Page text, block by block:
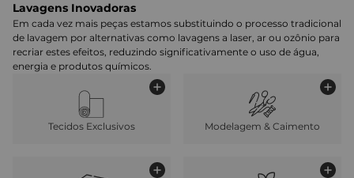
Lavagens Inovadoras
Em cada vez mais peças estamos substituindo o processo tradicional
de lavagem por alternativas como lavagens a laser, ar ou ozônio para
recriar estes efeitos, reduzindo significativamente o uso de água,
energia e produtos químicos.
Tecidos Exclusivos Modelagem & Caimento